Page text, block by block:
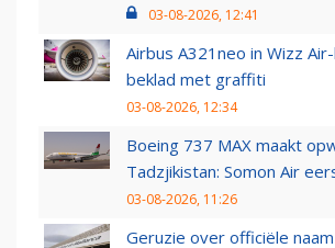
03-08-2026, 12:41
Airbus A321neo in Wizz
beklad met graffiti
03-08-2026, 12:34
Boeing 737 MAX maakt
Tadzjikistan: Somon Air
03-08-2026, 11:26
Geruzie over officiële